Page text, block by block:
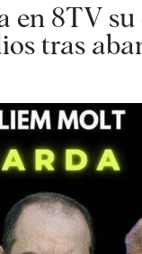
en 8TV su
tras